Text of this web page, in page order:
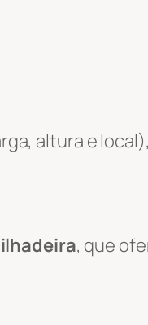
altura e
, que